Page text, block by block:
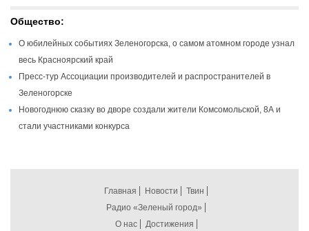
Общество:
О юбилейных событиях Зеленогорска, о самом атомном городе узнал
весь Красноярский край
Пресс-тур Ассоциации производителей и распространителей в
Зеленогорске
Новогоднюю сказку во дворе создали жители Комсомольской, 8А и
стали участниками конкурса
Главная Новости
Твин
Радио «Зеленый город»
О нас
Достижения